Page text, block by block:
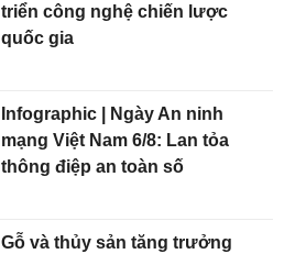
triển công nghệ chiến lược
quốc gia
Infographic | Ngày An ninh
mạng Việt Nam 6/8: Lan tỏa
thông điệp an toàn số
Gỗ và thủy sản tăng trưởng